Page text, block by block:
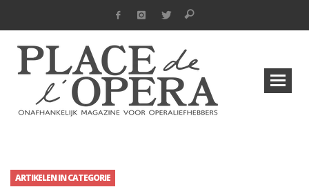
ARTIKELEN IN CATEGORIE